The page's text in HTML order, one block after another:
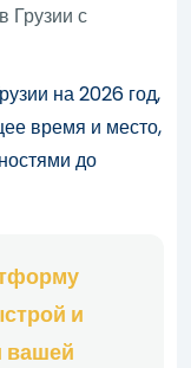
Грузии с
на 2026 год,
время и место,
до
и
вашей